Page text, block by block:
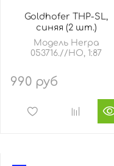
Goldhofer THP-SL,
синяя (2 шт.)
Модель Herpa
053716.//HO, 1:87
990 руб